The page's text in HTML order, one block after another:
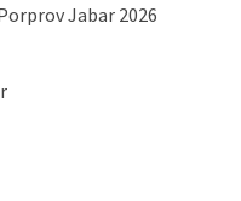
Jabar 2026